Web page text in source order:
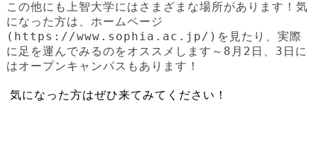
この他にも上智大学にはさまざまな場所があります！気
になった方は、ホームページ
(https://www.sophia.ac.jp/)を見たり、実際
に足を運んでみるのをオススメします～8月2日、3日に
はオープンキャンパスもあります！
気になった方はぜひ来てみてください！